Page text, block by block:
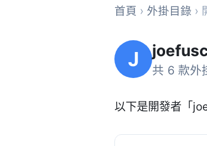
首頁 › 外掛目錄 ›
J 共 6 款外
以下是開發者「